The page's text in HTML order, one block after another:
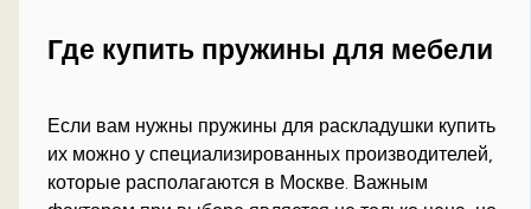
Где купить пружины для мебели
Если вам нужны пружины для раскладушки купить
их можно у специализированных производителей,
которые располагаются в Москве. Важным